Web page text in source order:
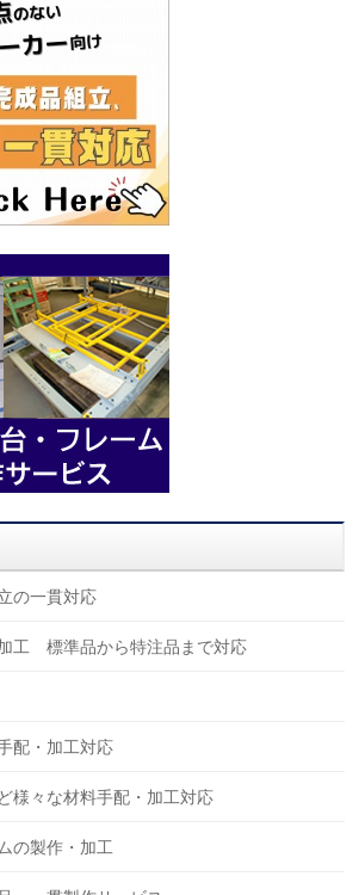
の一貫対応
工 標準品から特注品まで対応
配・加工対応
様々な材料手配・加工対応
の製作・加工